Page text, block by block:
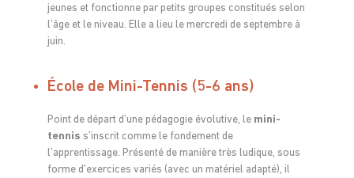
jeunes et fonctionne par petits groupes constitués selon
l’âge et le niveau. Elle a lieu le mercredi de septembre à
juin.
École de Mini-Tennis (5-6 ans)
Point de départ d’une pédagogie évolutive, le mini-
tennis s’inscrit comme le fondement de
l’apprentissage. Présenté de manière très ludique, sous
forme d’exercices variés (avec un matériel adapté), il